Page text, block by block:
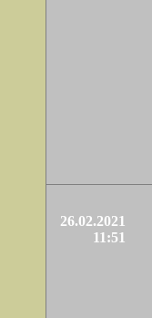
26.02.2021
11:51